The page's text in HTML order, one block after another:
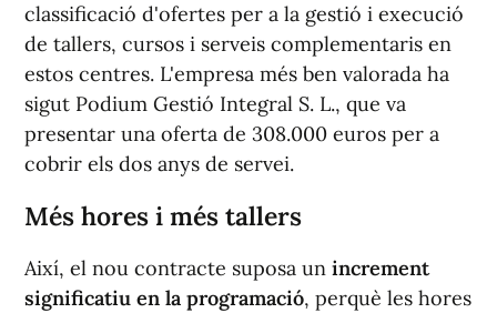
classificació d'ofertes per a la gestió i execució
de tallers, cursos i serveis complementaris en
estos centres. L'empresa més ben valorada ha
sigut Podium Gestió Integral S. L., que va
presentar una oferta de 308.000 euros per a
cobrir els dos anys de servei.
Més hores i més tallers
Així, el nou contracte suposa un increment
significatiu en la programació, perquè les hores